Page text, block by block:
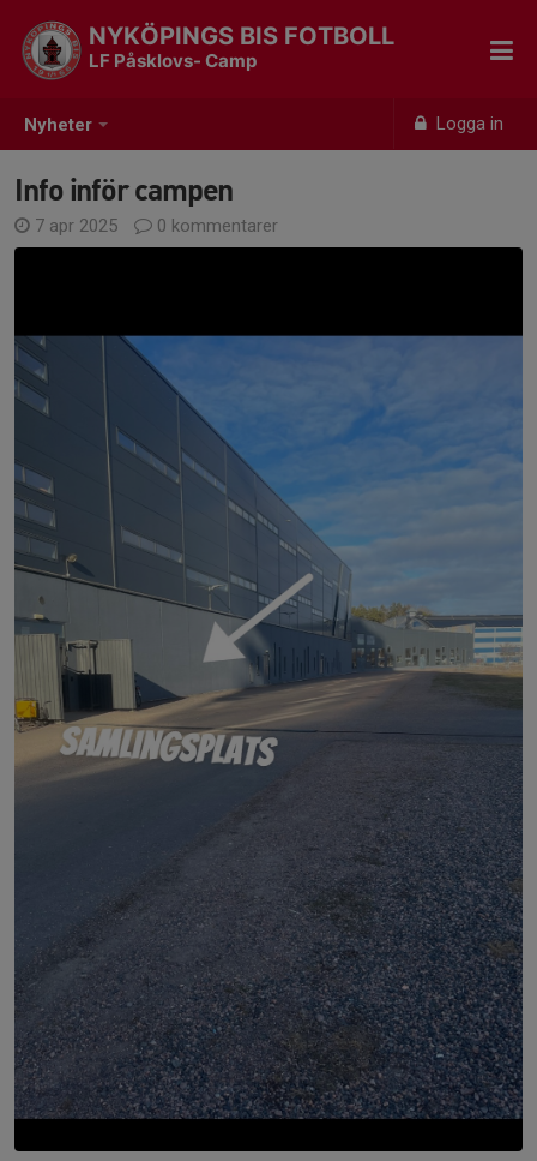
Nyheter Logga in
NYKÖPINGS BIS FOTBOLL
LF Påsklovs- Camp
Info inför campen
7 apr 2025 0 kommentarer